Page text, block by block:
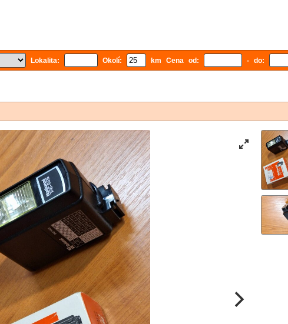
Lokalita: Okolí: km Cena od: - do: